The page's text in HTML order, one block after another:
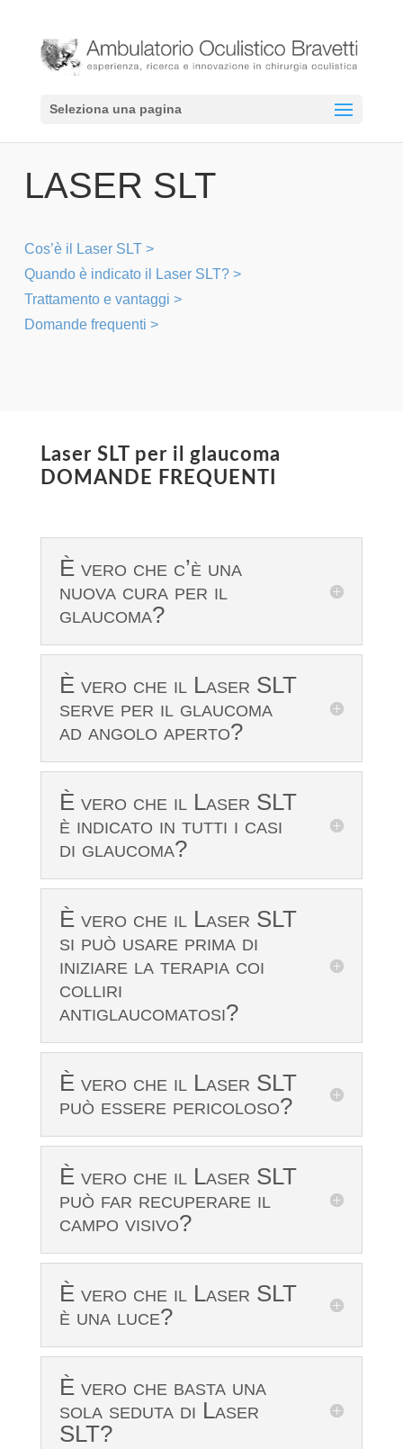
Seleziona una pagina
LASER SLT
Cos’è il Laser SLT >
Quando è indicato il Laser SLT? >
Trattamento e vantaggi >
Domande frequenti >
Laser SLT per il glaucoma
DOMANDE FREQUENTI
È vero che c’è una
nuova cura per il
glaucoma?
È vero che il Laser SLT
serve per il glaucoma
ad angolo aperto?
È vero che il Laser SLT
è indicato in tutti i casi
di glaucoma?
È vero che il Laser SLT
si può usare prima di
iniziare la terapia coi
colliri
antiglaucomatosi?
È vero che il Laser SLT
può essere pericoloso?
È vero che il Laser SLT
può far recuperare il
campo visivo?
È vero che il Laser SLT
è una luce?
È vero che basta una
sola seduta di Laser
SLT?